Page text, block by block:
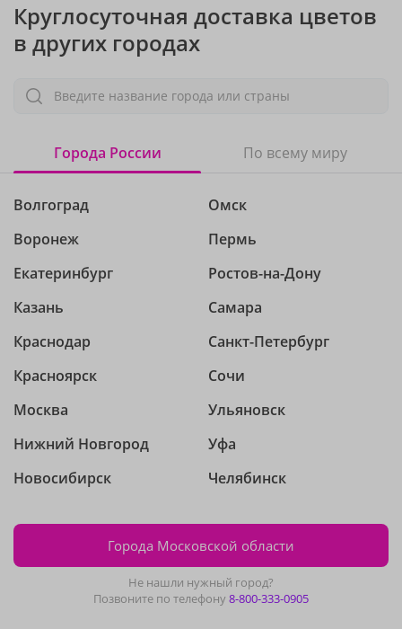
Круглосуточная доставка цветов
в других городах
Введите название города или страны
Города России По всему миру
Волгоград
Воронеж
Екатеринбург
Казань
Краснодар
Красноярск
Москва
Нижний Новгород
Новосибирск
Омск
Пермь
Ростов-на-Дону
Самара
Санкт-Петербург
Сочи
Ульяновск
Уфа
Челябинск
Города Московской области
Не нашли нужный город?
Позвоните по телефону8-800-333-0905